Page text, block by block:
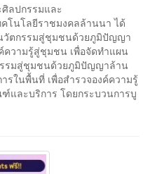
ปกรรมและ
โนโลยีราชมงคลล้านนา ได้
วัตกรรมสู่ชุมชนด้วยภูมิปัญญา
ความรู้สู่ชุมชน เพื่อจัดทำแผน
รมสู่ชุมชนด้วยภูมิปัญญาล้าน
ในพื้นที่ เพื่อสำรวจองค์ความรู้
ละบริการ โดยกระบวนการบู